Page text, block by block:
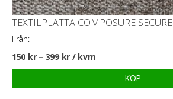
TEXTILPLATTA COMPOSURE SECURE
Från:
150 kr– 399 kr/ kvm
KÖP